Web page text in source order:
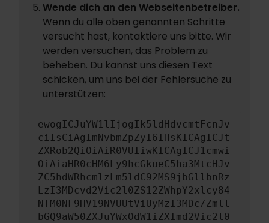
Wende dich an den Webseitenbetreiber.
Wenn du alle oben genannten Schritte
versucht hast, kontaktiere uns bitte. Wir
werden versuchen, das Problem zu
beheben. Du kannst uns diesen Text
schicken, um uns bei der Fehlersuche zu
unterstützen:
ewogICJuYW1lIjogIk5ldHdvcmtFcnJv
ciIsCiAgImNvbmZpZyI6IHsKICAgICJt
ZXRob2QiOiAiR0VUIiwKICAgICJ1cmwi
OiAiaHR0cHM6Ly9hcGkueC5ha3MtcHJv
ZC5hdWRhcmlzLm5ldC92MS9jbGllbnRz
LzI3MDcvd2Vic2l0ZS12ZWhpY2xlcy84
NTM0NF9HV19NVUUtViUyMzI3MDc/Zmll
bGQ9aW50ZXJuYWxOdW1iZXImd2Vic2l0